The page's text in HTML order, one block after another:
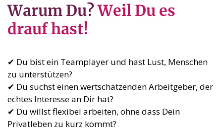
Warum Du?Weil Du es
drauf hast!
✔ Du bist ein Teamplayer und hast Lust, Menschen
zu unterstützen?
✔ Du suchst einen wertschätzenden Arbeitgeber, der
echtes Interesse an Dir hat?
✔ Du willst flexibel arbeiten, ohne dass Dein
Privatleben zu kurz kommt?